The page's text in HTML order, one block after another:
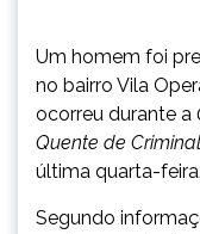
Um homem foi
no bairro Vila
ocorreu durante a
Quente de
última quarta-feira.
Segundo